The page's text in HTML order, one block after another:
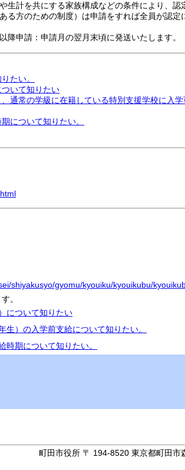
計を共にする家族構成などの条件により、認
る方のための制度）は申請をすれば全員が認
申請：申請月の翌月末頃に発送いたします。
たい。
いて知りたい
常の学級に在籍している特別支援学校に入
について知りたい。
shiyakusyo/gyomu/kyouiku/kyouikubu/
。
について知りたい
）の入学前支給について知りたい。
期について知りたい。
町田市役所 〒 194-8520 東京都町田市